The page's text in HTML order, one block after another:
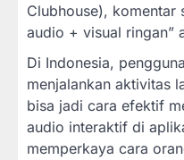
Clubhouse), komentar
audio + visual ringan”
Di Indonesia,
menjalankan aktivitas
bisa jadi cara efektif
audio interaktif di
memperkaya cara